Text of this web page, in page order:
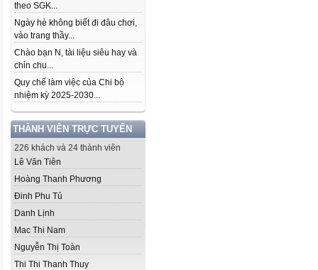
theo SGK...
Ngày hè không biết đi đâu chơi,
vào trang thầy...
Chào bạn N, tài liệu siêu hay và
chỉn chu...
Quy chế làm việc của Chi bộ
nhiệm kỳ 2025-2030...
THÀNH VIÊN TRỰC TUYẾN
226 khách và 24 thành viên
Lê Văn Tiên
Hoàng Thanh Phương
Đinh Phu Tủ
Danh Lịnh
Mac Thi Nam
Nguyễn Thị Toàn
Thi Thi Thanh Thuy